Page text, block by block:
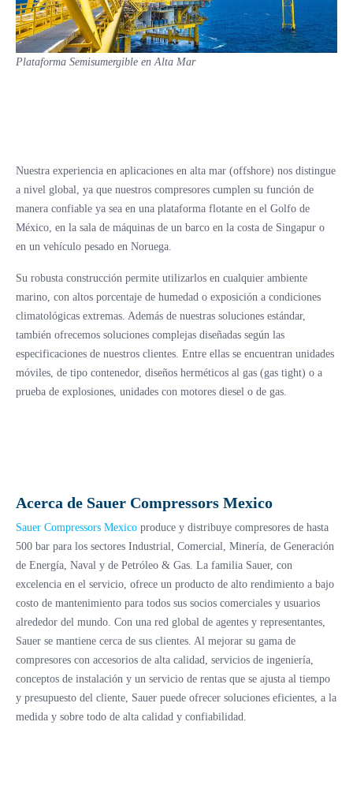
Plataforma Semisumergible en Alta Mar
Nuestra experiencia en aplicaciones en alta mar (offshore) nos distingue
a nivel global, ya que nuestros compresores cumplen su función de
manera confiable ya sea en una plataforma flotante en el Golfo de
México, en la sala de máquinas de un barco en la costa de Singapur o
en un vehículo pesado en Noruega.
Su robusta construcción permite utilizarlos en cualquier ambiente
marino, con altos porcentaje de humedad o exposición a condiciones
climatológicas extremas. Además de nuestras soluciones estándar,
también ofrecemos soluciones complejas diseñadas según las
especificaciones de nuestros clientes. Entre ellas se encuentran unidades
móviles, de tipo contenedor, diseños herméticos al gas (gas tight) o a
prueba de explosiones, unidades con motores diesel o de gas.
Acerca de Sauer Compressors Mexico
Sauer Compressors Mexico produce y distribuye compresores de hasta
500 bar para los sectores Industrial, Comercial, Minería, de Generación
de Energía, Naval y de Petróleo & Gas. La familia Sauer, con
excelencia en el servicio, ofrece un producto de alto rendimiento a bajo
costo de mantenimiento para todos sus socios comerciales y usuarios
alrededor del mundo. Con una red global de agentes y representantes,
Sauer se mantiene cerca de sus clientes. Al mejorar su gama de
compresores con accesorios de alta calidad, servicios de ingeniería,
conceptos de instalación y un servicio de rentas que se ajusta al tiempo
y presupuesto del cliente, Sauer puede ofrecer soluciones eficientes, a la
medida y sobre todo de alta calidad y confiabilidad.